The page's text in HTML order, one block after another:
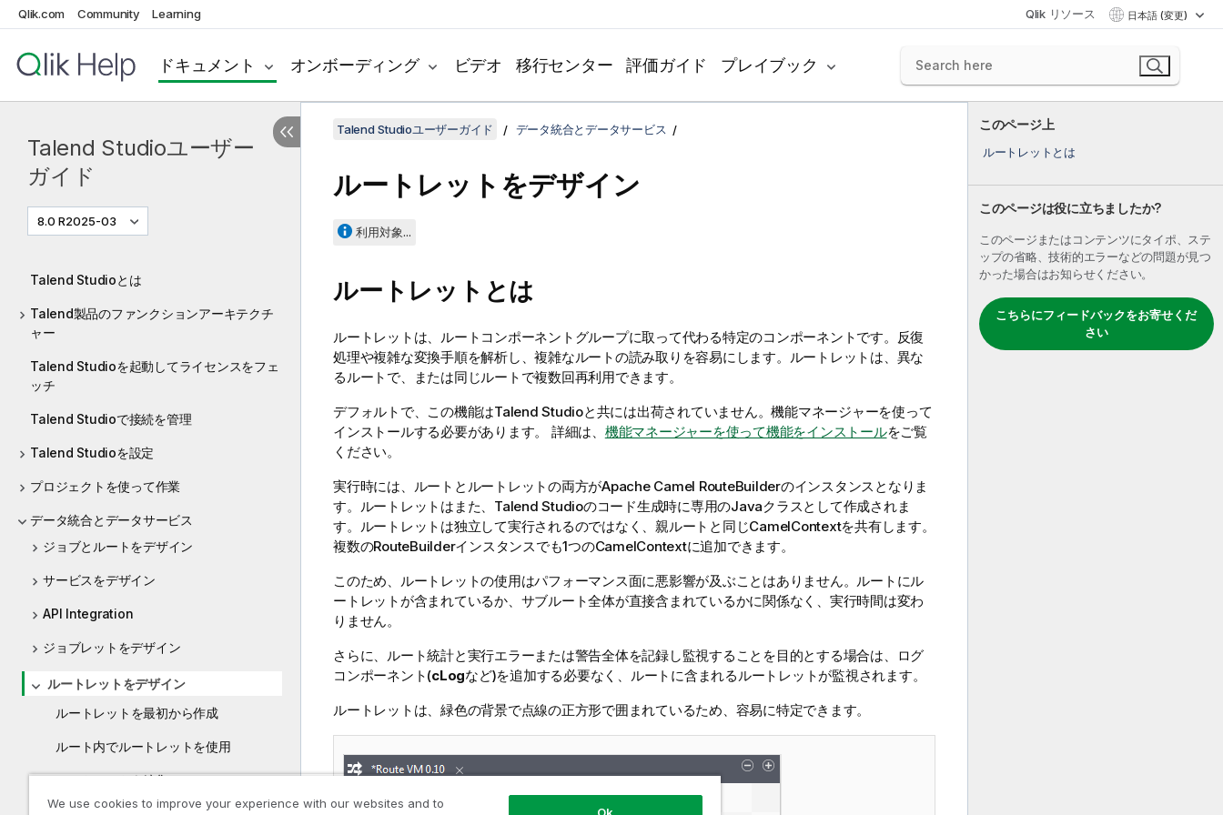
Qlik.com Community Learning Qlik リソース 日本語 (変更)
ドキュメント オンボーディング ビデオ 移行センター 評価ガイド プレイブック
Talend Studioユーザー
ガイド
8.0 R2025-03
Talend Studioとは
Talend製品のファンクションアーキテクチ
ャー
Talend Studioを起動してライセンスをフェ
ッチ
Talend Studioで接続を管理
Talend Studioを設定
プロジェクトを使って作業
データ統合とデータサービス
ジョブとルートをデザイン
サービスをデザイン
API Integration
ジョブレットをデザイン
ルートレットをデザイン
ルートレットを最初から作成
ルート内でルートレットを使用
ルートレットを編集
このページ上
ルートレットとは
このページは役に立ちましたか?
このページまたはコンテンツにタイポ、ステ
ップの省略、技術的エラーなどの問題が見つ
かった場合はお知らせください。
こちらにフィードバックをお寄せくだ
さい
Talend Studioユーザーガイド データ統合とデータサービス
ルートレットをデザイン
利用対象...
ルートレットとは
ルートレットは、ルートコンポーネントグループに取って代わる特定のコンポーネントです。反復
処理や複雑な変換手順を解析し、複雑なルートの読み取りを容易にします。ルートレットは、異な
るルートで、または同じルートで複数回再利用できます。
デフォルトで、この機能はTalend Studioと共には出荷されていません。機能マネージャーを使って
インストールする必要があります。 詳細は、 機能マネージャーを使って機能をインストールをご覧
ください。
実行時には、ルートとルートレットの両方がApache Camel RouteBuilderのインスタンスとなりま
す。ルートレットはまた、 Talend Studioのコード生成時に専用のJavaクラスとして作成されま
す。ルートレットは独立して実行されるのではなく、親ルートと同じCamelContextを共有します。
複数のRouteBuilderインスタンスでも1つのCamelContextに追加できます。
このため、ルートレットの使用はパフォーマンス面に悪影響が及ぶことはありません。ルートにル
ートレットが含まれているか、サブルート全体が直接含まれているかに関係なく、実行時間は変わ
りません。
さらに、ルート統計と実行エラーまたは警告全体を記録し監視することを目的とする場合は、ログ
コンポーネント(cLogなど)を追加する必要なく、ルートに含まれるルートレットが監視されます。
ルートレットは、緑色の背景で点線の正方形で囲まれているため、容易に特定できます。
We use cookies to improve your experience with our websites and to